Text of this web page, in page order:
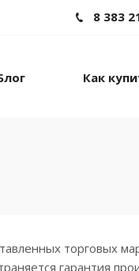
8 383
Как
торговых
гарантия